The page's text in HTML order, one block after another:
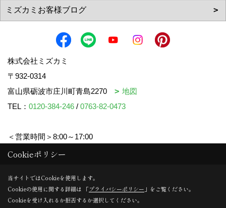
株式会社ミズカミ
〒932-0314
富山県砺波市庄川町青島2270
地図
TEL： 0120-384-246 / 0763-82-0473
＜営業時間＞8:00～17:00
＜定休日＞水曜日・祝日
Copyright (c) mizukami. All Rights Reserved.
Cookieポリシー
当サイトではCookieを使用します。
Cookieの使用に関する詳細は 「プライバシーポリシー 」をご覧ください。
Cookieを受け入れるか拒否するか選択してください。